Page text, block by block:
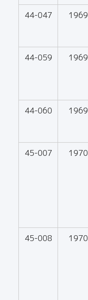
44-047 1969
44-059 1969
44-060 1969
45-007 1970
45-008 1970